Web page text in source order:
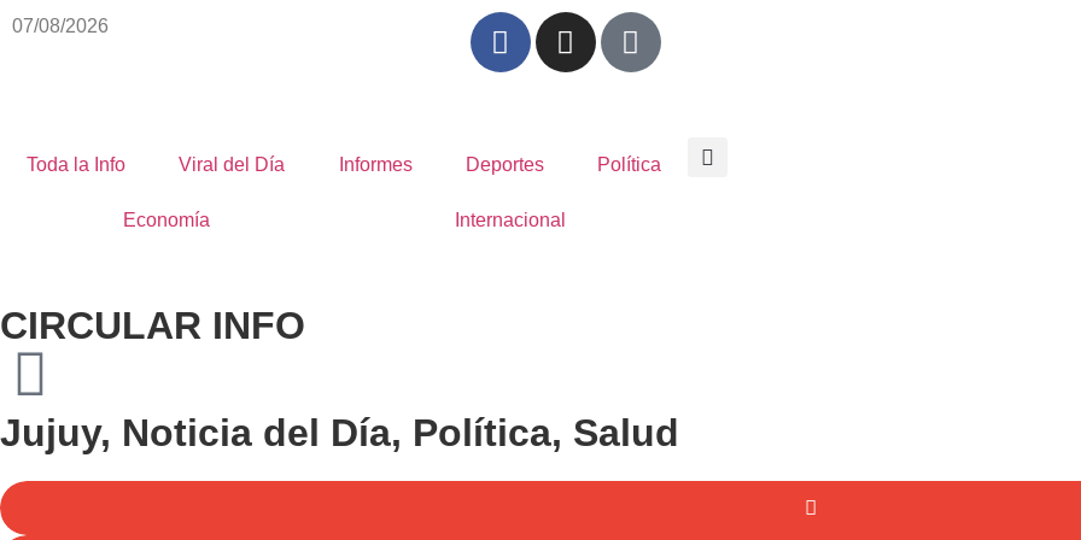
07/08/2026
Toda la Info Viral del Día Informes Deportes Política
Economía Internacional
CIRCULAR INFO
Jujuy, Noticia del Día, Política, Salud